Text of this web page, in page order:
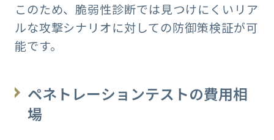
このため、脆弱性診断では見つけにくいリア
ルな攻撃シナリオに対しての防御策検証が可
能です。
ペネトレーションテストの費用相
場